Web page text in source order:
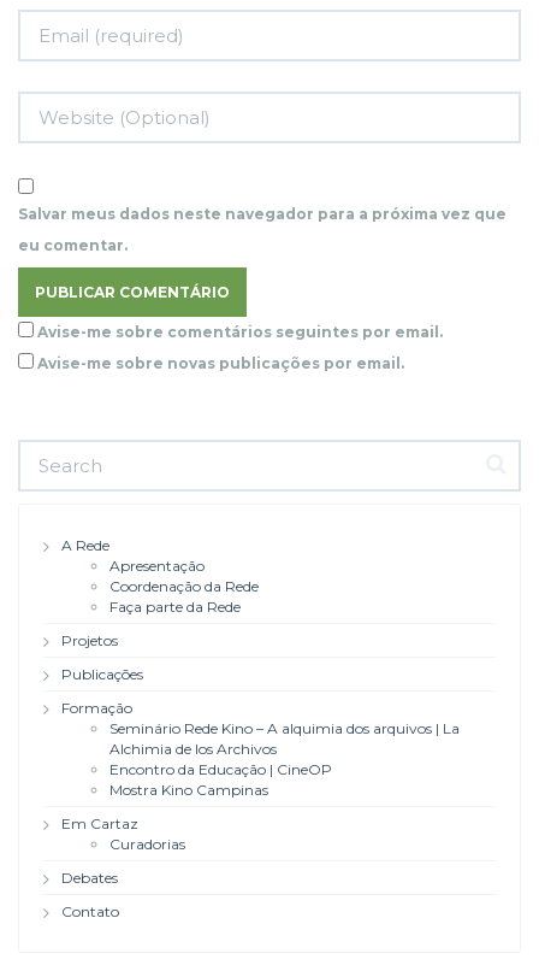
Salvar meus dados neste navegador para a próxima vez que
eu comentar.
Avise-me sobre comentários seguintes por email.
Avise-me sobre novas publicações por email.
A Rede
Apresentação
Coordenação da Rede
Faça parte da Rede
Projetos
Publicações
Formação
Seminário Rede Kino – A alquimia dos arquivos | La
Alchimia de los Archivos
Encontro da Educação | CineOP
Mostra Kino Campinas
Em Cartaz
Curadorias
Debates
Contato